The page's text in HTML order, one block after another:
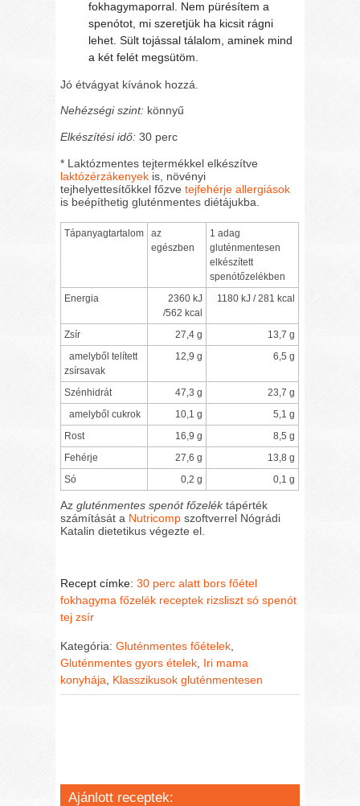
fokhagymaporral. Nem pürésítem a
spenótot, mi szeretjük ha kicsit rágni
lehet. Sült tojással tálalom, aminek mind
a két felét megsütöm.
Jó étvágyat kívánok hozzá.
Nehézségi szint: könnyű
Elkészítési idő: 30 perc
* Laktózmentes tejtermékkel elkészítve
laktózérzákenyek is, növényi
tejhelyettesítőkkel főzvetejfehérje allergiások
is beépíthetig gluténmentes diétájukba.
Tápanyagtartalom
az
egészben
1 adag
gluténmentesen
elkészített
spenótőzelékben
Energia
2360 kJ
/562 kcal
1180 kJ / 281 kcal
Zsír 27,4 g
13,7 g
amelyből telített
zsírsavak
12,9 g 6,5 g
Szénhidrát 47,3 g
23,7 g
amelyből cukrok
10,1 g
5,1 g
Rost
16,9 g
8,5 g
Fehérje
27,6 g
13,8 g
Só
0,2 g 0,1 g
Azgluténmentes spenót főzeléktápérték
számítását a Nutricomp szoftverrel Nógrádi
Katalin dietetikus végezte el.
Recept címke:30 perc alatt bors főétel
fokhagyma főzelék receptek rizsliszt só spenót
tej zsír
Kategória:Gluténmentes főételek
Gluténmentes gyors ételek Iri mama
konyhája
Klasszikusok gluténmentesen
Ajánlott receptek: